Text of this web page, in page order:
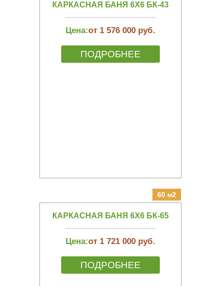
КАРКАСНАЯ БАНЯ 6Х6 БК-43
Цена:от 1 576 000 руб.
ПОДРОБНЕЕ
60 м2
КАРКАСНАЯ БАНЯ 6Х6 БК-65
Цена:от 1 721 000 руб.
ПОДРОБНЕЕ